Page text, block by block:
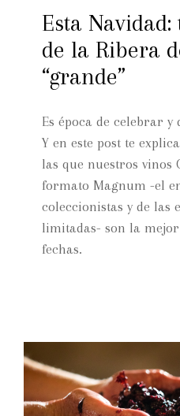
Esta
de la Ribera
“grande”
Es época de celebrar
Y en este post te
las que nuestros vinos
formato Magnum -el
coleccionistas y de las
limitadas- son la
fechas.